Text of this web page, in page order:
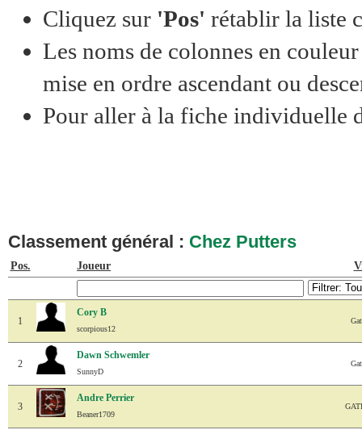
Cliquez sur 'Pos' rétablir la liste
Les noms de colonnes en
mise en ordre ascendant ou
Pour aller à la fiche individuelle
Classement général : Chez Putters
Pos. Joueur
1
Cory B
scorpious12
2
Dawn Schwemler
SunnyD
3
Andre Perrier
Beaner1709